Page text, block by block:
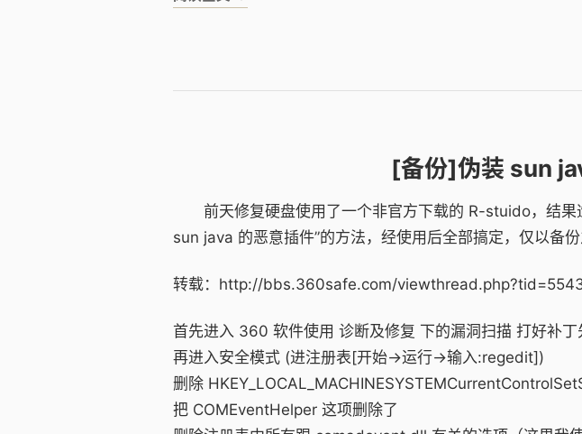
[备份]伪装 sun
前天修复硬盘使用了一个非官方下载的 R-stuido，结果
sun java 的恶意插件”的方法，经使用后全部搞定，仅以备份
转载：http://bbs.360safe.com/
首先进入 360 软件使用 诊断及修复 下的漏洞扫描 打好补丁
再进入安全模式 (进注册表[开始→运行→输入:regedit])
删除
把 COMEventHelper 这项删除了